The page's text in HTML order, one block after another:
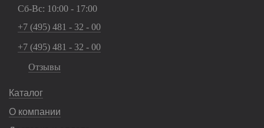
Сб-Вс: 10:00 - 17:00
+7 (495) 481 - 32 - 00
+7 (495) 481 - 32 - 00
Отзывы
Каталог
О компании